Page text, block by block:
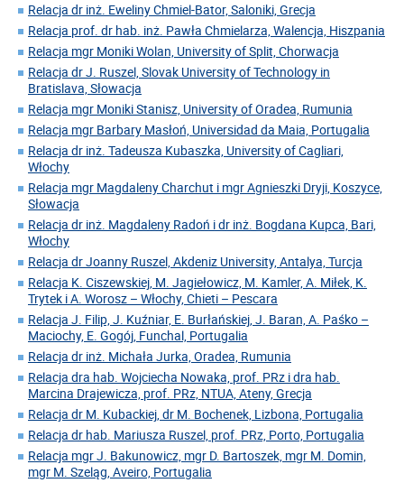
Relacja dr inż. Eweliny Chmiel-Bator, Saloniki, Grecja
Relacja prof. dr hab. inż. Pawła Chmielarza, Walencja, Hiszpania
Relacja mgr Moniki Wolan, University of Split, Chorwacja
Relacja dr J. Ruszel, Slovak University of Technology in
Bratislava, Słowacja
Relacja mgr Moniki Stanisz, University of Oradea, Rumunia
Relacja mgr Barbary Masłoń, Universidad da Maia, Portugalia
Relacja dr inż. Tadeusza Kubaszka, University of Cagliari,
Włochy
Relacja mgr Magdaleny Charchut i mgr Agnieszki Dryji, Koszyce,
Słowacja
Relacja dr inż. Magdaleny Radoń i dr inż. Bogdana Kupca, Bari,
Włochy
Relacja dr Joanny Ruszel, Akdeniz University, Antalya, Turcja
Relacja K. Ciszewskiej, M. Jagiełowicz, M. Kamler, A. Miłek, K.
Trytek i A. Worosz – Włochy, Chieti – Pescara
Relacja J. Filip, J. Kuźniar, E. Burłańskiej, J. Baran, A. Paśko –
Maciochy, E. Gogój, Funchal, Portugalia
Relacja dr inż. Michała Jurka, Oradea, Rumunia
Relacja dra hab. Wojciecha Nowaka, prof. PRz i dra hab.
Marcina Drajewicza, prof. PRz, NTUA, Ateny, Grecja
Relacja dr M. Kubackiej, dr M. Bochenek, Lizbona, Portugalia
Relacja dr hab. Mariusza Ruszel, prof. PRz, Porto, Portugalia
Relacja mgr J. Bakunowicz, mgr D. Bartoszek, mgr M. Domin,
mgr M. Szeląg, Aveiro, Portugalia